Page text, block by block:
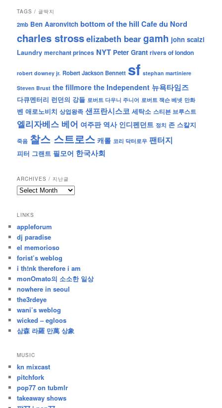
TAGS / 글딱지
2mb Ben Aaronvitch bottom of the hill Cafe du Nord
charles strosselizabeth beargamh john scalzi
Laundry merchant princes NYT Peter Grant rivers of london
robert downey jr. Robert Jackson Bennett sf stephan martiniere
Steven Brust the fillmore the Independent 뉴욕타임즈
다큐멘터리 런던의 강들 로버트 다우니 주니어 로버트 잭슨 베넷 만화
벤 애로노비치 상업왕족 샌프란시스코 세탁소 스티븐 브루스트
엘리자베스 베어 여주판 역사 인디펜던트 정치 존 스칼지
죽음 찰스 스트로스 캐롤 코리 닥터로우 팬터지
피터 그랜트 필모어 한국사회
ARCHIVES / 지난글
archives
난
글
LINKS
appleforum
dj paradise
el memorioso
forist’s weblog
i th!nk therefore i am
monOmato의 소소한 일상
nowhere in seoul
the3rdeye
wani’s weblog
wicked – egloos
삼森 라羅 만萬 상象
MUSIC
kn mixcast
pitchfork
pop77 on tubmlr
takeaway shows